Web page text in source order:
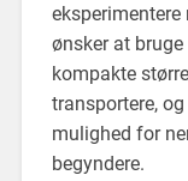
eksperimentere
ønsker at
kompakte
transportere,
mulighed for
begyndere.